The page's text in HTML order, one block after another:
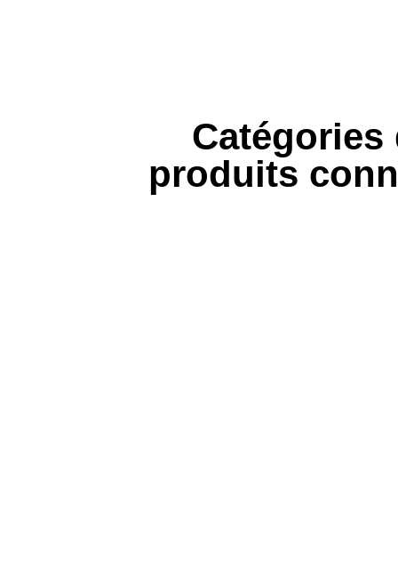
Catégories
produits